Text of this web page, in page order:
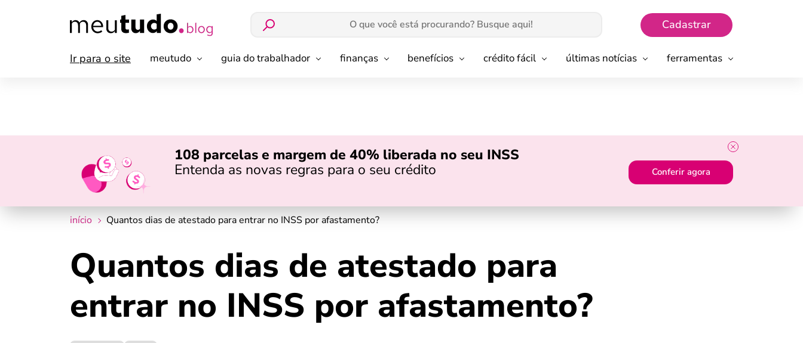
Cadastrar
Ir para o site meutudo guia do trabalhador finanças benefícios crédito fácil últimas notícias ferramentas
108 parcelas e margem de 40% liberada no seu INSS
Entenda as novas regras para o seu crédito
Conferir agora
início Quantos dias de atestado para entrar no INSS por afastamento?
Quantos dias de atestado para
entrar no INSS por afastamento?